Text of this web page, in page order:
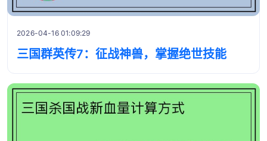
2026-04-16 01:09:29
三国群英传7：征战神兽，掌握绝世技能